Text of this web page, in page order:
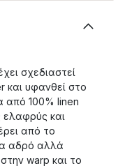
σχεδιαστεί
και υφανθεί στο
από 100% linen
ελαφρύς και
από το
αδρό αλλά
warp και το